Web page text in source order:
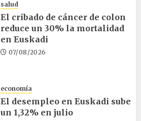
salud
El cribado de cáncer de colon
reduce un 30% la mortalidad
en Euskadi
07/08/2026
economía
El desempleo en Euskadi sube
un 1,32% en julio